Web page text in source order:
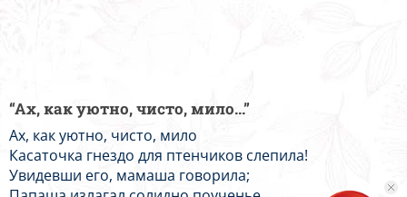
“Ах, как уютно, чисто, мило...”
Ах, как уютно, чисто, мило
Касаточка гнездо для птенчиков слепила!
Увидевши его, мамаша говорила;